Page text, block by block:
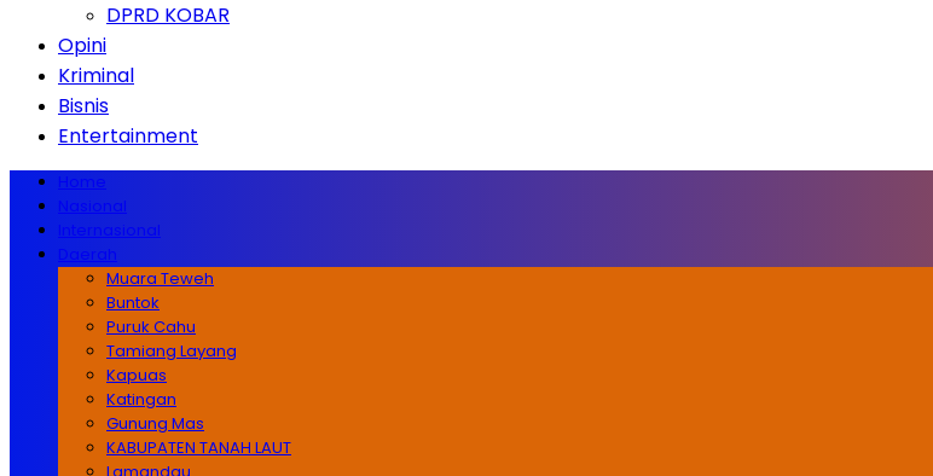
DPRD KOBAR
Opini
Kriminal
Bisnis
Entertainment
Home
Nasional
Internasional
Daerah
Muara Teweh
Buntok
Puruk Cahu
Tamiang Layang
Kapuas
Katingan
Gunung Mas
KABUPATEN TANAH LAUT